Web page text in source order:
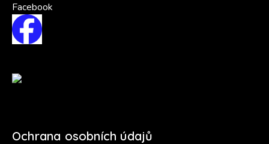
Facebook
Ochrana osobních údajů